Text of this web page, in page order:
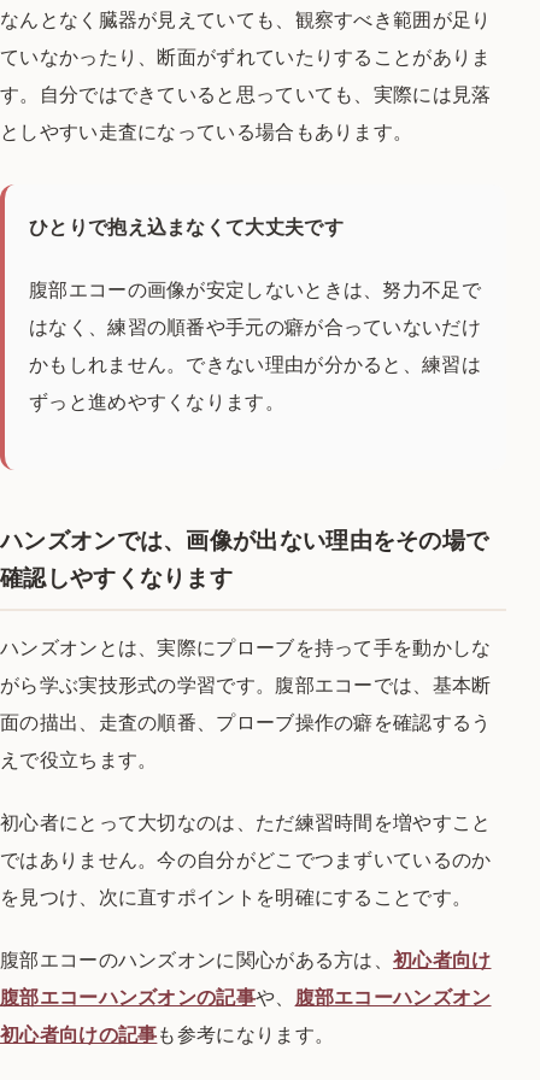
なんとなく臓器が見えていても、観察すべき範囲が足り
ていなかったり、断面がずれていたりすることがありま
す。自分ではできていると思っていても、実際には見落
としやすい走査になっている場合もあります。
ひとりで抱え込まなくて大丈夫です
腹部エコーの画像が安定しないときは、努力不足で
はなく、練習の順番や手元の癖が合っていないだけ
かもしれません。できない理由が分かると、練習は
ずっと進めやすくなります。
ハンズオンでは、画像が出ない理由をその場で
確認しやすくなります
ハンズオンとは、実際にプローブを持って手を動かしな
がら学ぶ実技形式の学習です。腹部エコーでは、基本断
面の描出、走査の順番、プローブ操作の癖を確認するう
えで役立ちます。
初心者にとって大切なのは、ただ練習時間を増やすこと
ではありません。今の自分がどこでつまずいているのか
を見つけ、次に直すポイントを明確にすることです。
腹部エコーのハンズオンに関心がある方は、 初心者向け
腹部エコーハンズオンの記事や、 腹部エコーハンズオン
初心者向けの記事も参考になります。